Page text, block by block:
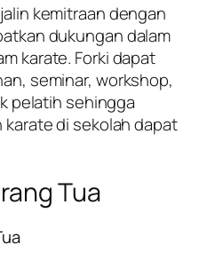
kemitraan dengan
dukungan dalam
karate. Forki dapat
seminar, workshop,
pelatih sehingga
di sekolah dapat
Tua